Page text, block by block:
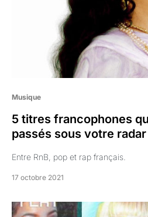
Musique
5 titres francophones
passés sous votre radar
Entre RnB, pop et rap français.
17 octobre 2021